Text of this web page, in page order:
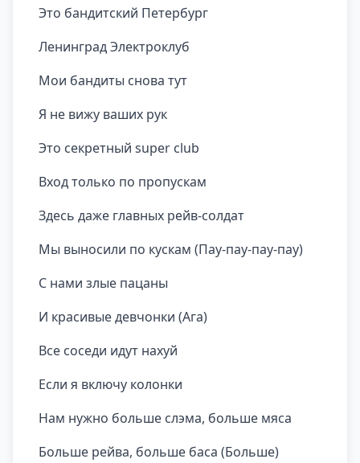
Это бандитский Петербург
Ленинград Электроклуб
Мои бандиты снова тут
Я не вижу ваших рук
Это секретный super club
Вход только по пропускам
Здесь даже главных рейв-солдат
Мы выносили по кускам (Пау-пау-пау-пау)
С нами злые пацаны
И красивые девчонки (Ага)
Все соседи идут нахуй
Если я включу колонки
Нам нужно больше слэма, больше мяса
Больше рейва, больше баса (Больше)